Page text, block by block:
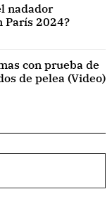
nadador
París 2024?
con prueba de
de pelea (Video)